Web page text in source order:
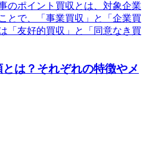
のポイント買収とは、対象企業
とで、「事業買収」と「企業買
「友好的買収」と「同意なき買
は？それぞれの特徴やメ